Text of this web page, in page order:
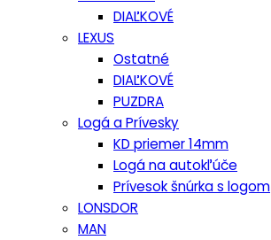
DIAĽKOVÉ
LEXUS
Ostatné
DIAĽKOVÉ
PUZDRA
Logá a Prívesky
KD priemer 14mm
Logá na autokľúče
Prívesok šnúrka s logom
LONSDOR
MAN